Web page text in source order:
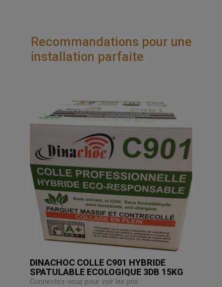
Recommandations pour une
installation parfaite
DINACHOC COLLE C901 HYBRIDE
SPATULABLE ECOLOGIQUE 3DB 15KG
Connectez-vous pour voir les prix.